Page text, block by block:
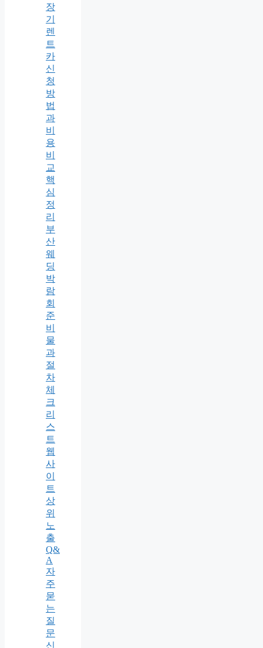
장
기
렌
트
카
신
청
방
법
과
비
용
비
교
핵
심
정
리
부
산
웨
딩
박
람
회
준
비
물
과
절
차
체
크
리
스
트
웹
사
이
트
상
위
노
출
Q&
A
자
주
묻
는
질
문
신